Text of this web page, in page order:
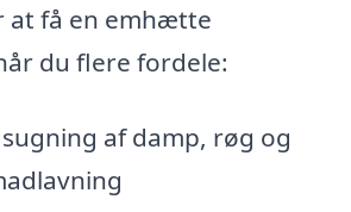
at få en emhætte
du flere fordele:
af damp, røg og